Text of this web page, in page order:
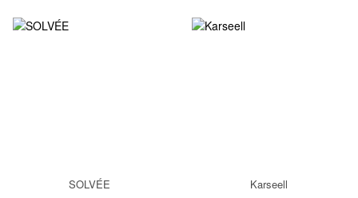
SOLVÉE Karseell